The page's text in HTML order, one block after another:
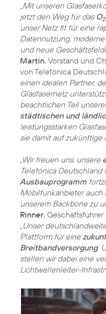
„Mit unseren
jetzt den Weg für das O2
unser Netz fit für eine
Datennutzung,
und neue
Martín, Vorstand und
von Telefónica
einen idealen Partner,
Glasfasernetz
beachtlichen Teil
städtischen und
leistungsstarken
sie damit auf zukünftige
„Wir freuen uns, unsere
Telefónica Deutschland
Ausbauprogramm
Mobilfunkanbieter auch
unserem Backbone zu
Rinner, Geschäftsführer
„Unser
Plattform für eine
Breitbandversorgung.
stellen wir dabei eine
Lichtwellenleiter-